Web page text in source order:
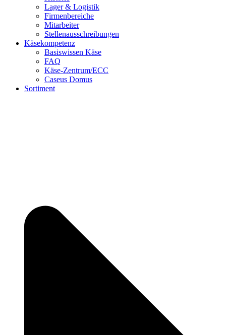
Lager & Logistik
Firmenbereiche
Mitarbeiter
Stellenausschreibungen
Käsekompetenz
Basiswissen Käse
FAQ
Käse-Zentrum/ECC
Caseus Domus
Sortiment